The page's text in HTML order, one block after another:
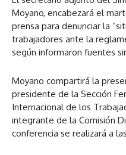
Moyano, encabezará el
prensa para denunciar la
trabajadores ante la
según informaron fuentes
Moyano compartirá la
presidente de la Sección
Internacional de los
integrante de la Comisión
conferencia se realizará a